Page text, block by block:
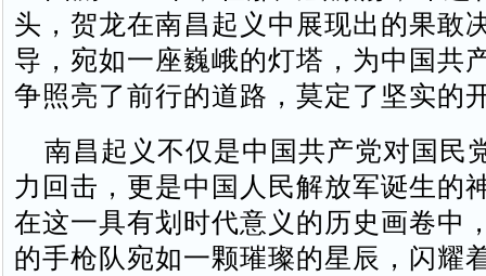
头，贺龙在南昌起义中展现出的果敢
导，宛如一座巍峨的灯塔，为中国共
争照亮了前行的道路，莫定了坚实的
南昌起义不仅是中国共产党对国民
力回击，更是中国人民解放军诞生的
在这一具有划时代意义的历史画卷中
的手枪队宛如一颗璀璨的星辰，闪耀